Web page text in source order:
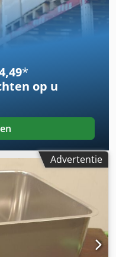
- Totaal gewicht: 8,8
*
op u
Advertentie